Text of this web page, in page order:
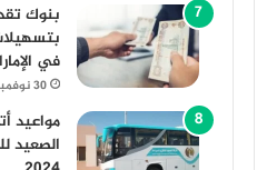
بنوك
في
30 نوفمبر، 2023
مواعيد
الصعيد